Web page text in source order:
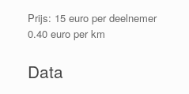
Prijs: 15 euro per deelnemer
0.40 euro per km
Data